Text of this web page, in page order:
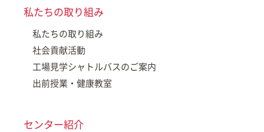
私たちの取り組み
私たちの取り組み
社会貢献活動
工場見学シャトルバスのご案内
出前授業・健康教室
センター紹介